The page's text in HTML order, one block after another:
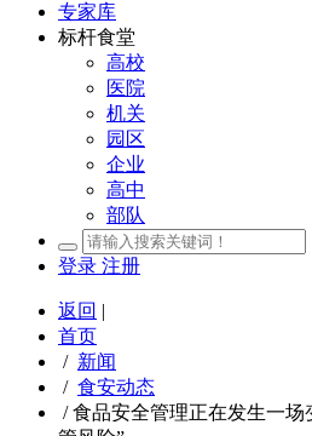
专家库
标杆食堂
高校
医院
机关
园区
企业
高中
部队
登录 注册
返回 |
首页
/ 新闻
/ 食安动态
/食品安全管理正在发生一场